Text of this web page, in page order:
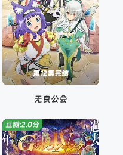
第12集完结
无良公会
豆瓣:2.0分